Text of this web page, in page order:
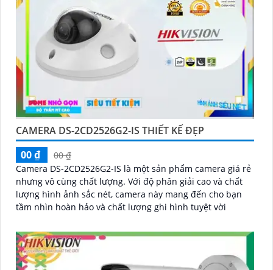
CAMERA DS-2CD2526G2-IS THIẾT KẾ ĐẸP
00 ₫
00 ₫
Camera DS-2CD2526G2-IS là một sản phẩm camera giá rẻ
nhưng vô cùng chất lượng. Với độ phân giải cao và chất
lượng hình ảnh sắc nét, camera này mang đến cho bạn
tầm nhìn hoàn hảo và chất lượng ghi hình tuyệt vời